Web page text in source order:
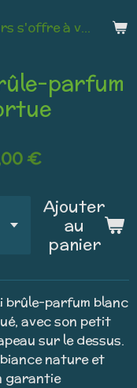
Un monde de senteurs s'offre à vous
parfum
€
Ajouter
au
panier
brûle-parfum blanc
avec son petit
sur le dessus.
nature et
garantie